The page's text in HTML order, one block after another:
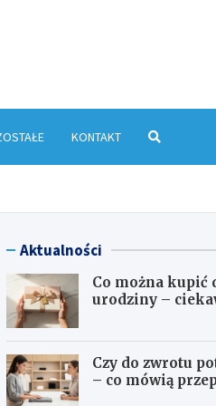
KONTAKT
Aktualności
Co można kupić
urodziny –
Czy do zwrotu
– co mówią